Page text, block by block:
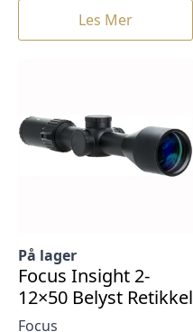
Les Mer
Focus
På lager
Focus Insight 2-
12×50 Belyst Retikkel